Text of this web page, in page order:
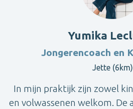
Yumika
Jongerencoach en
Jette (6km)
In mijn praktijk zijn zowel
en volwassenen welkom. De